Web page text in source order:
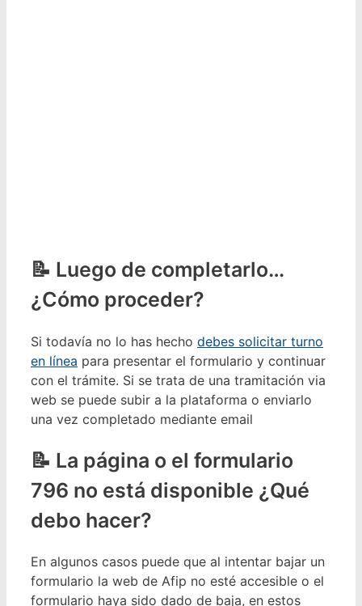
Luego de completarlo…
¿Cómo proceder?
Si todavía no lo has hecho debes solicitar turno
en línea para presentar el formulario y continuar
con el trámite. Si se trata de una tramitación via
web se puede subir a la plataforma o enviarlo
una vez completado mediante email
La página o el formulario
796 no está disponible ¿Qué
debo hacer?
En algunos casos puede que al intentar bajar un
formulario la web de Afip no esté accesible o el
formulario haya sido dado de baja, en estos